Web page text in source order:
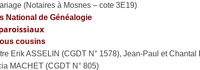
(Notaires à Mosnes – cote 3E19)
National de Généalogie
cousins
Erik ASSELIN (CGDT N° 1578), Jean-Paul et Chantal
MACHET (CGDT N° 805)